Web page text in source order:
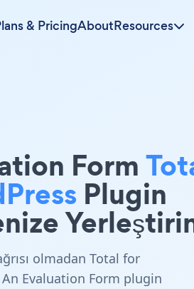
& PricingAboutResources
Form
Plugin
olmadan Total for
Evaluation Form plugin